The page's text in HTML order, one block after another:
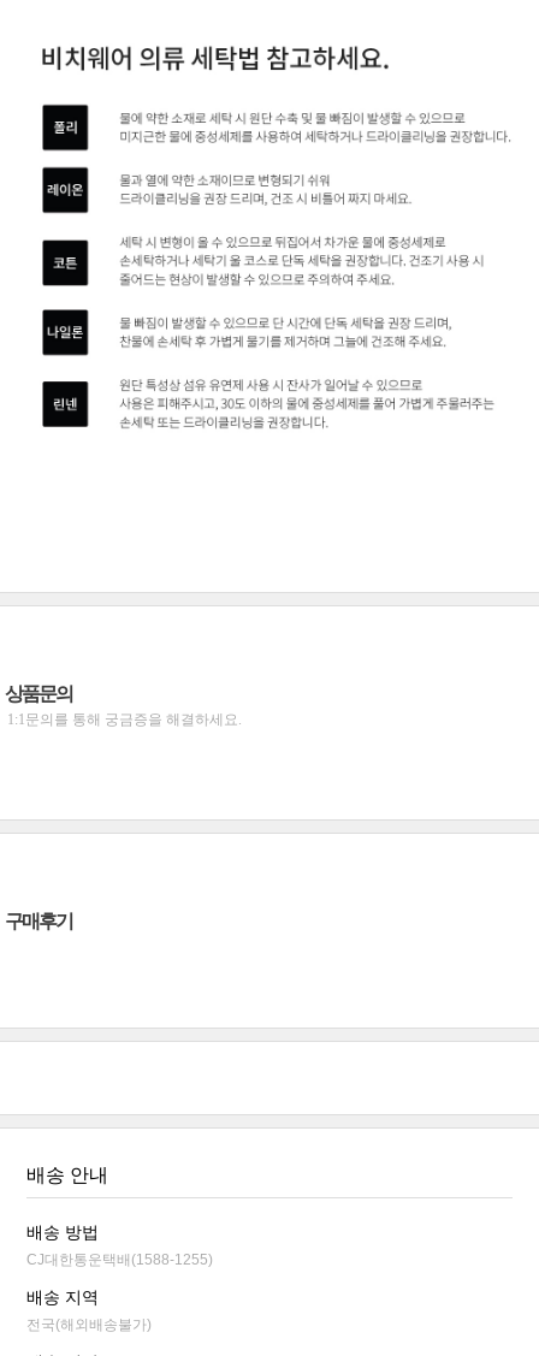
상품문의
1:1문의를 통해 궁금증을 해결하세요.
구매후기
배송 안내
배송 방법
CJ대한통운택배(1588-1255)
배송 지역
전국(해외배송불가)